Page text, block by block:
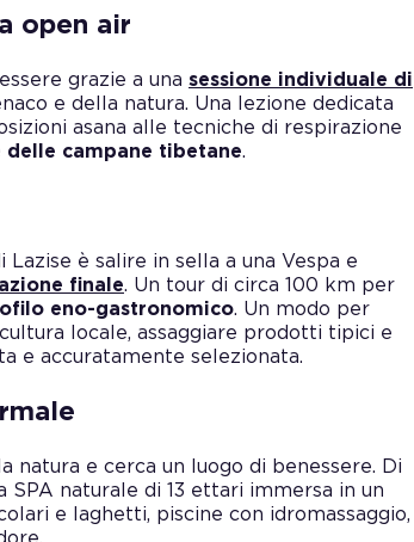
open air
grazie a una sessione individuale di
e della natura. Una lezione dedicata
asana alle tecniche di respirazione
delle campane tibetane.
è salire in sella a una Vespa e
finale. Un tour di circa 100 km per
eno-gastronomico. Un modo per
locale, assaggiare prodotti tipici e
e accuratamente selezionata.
natura e cerca un luogo di benessere. Di
SPA naturale di 13 ettari immersa in un
e laghetti, piscine con idromassaggio,